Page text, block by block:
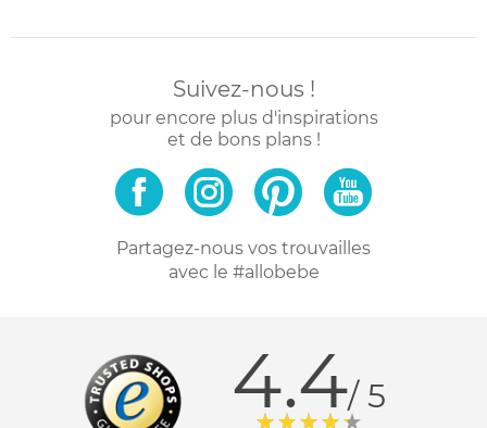
Suivez-nous !
pour encore plus d'inspirations
et de bons plans !
Partagez-nous vos trouvailles
avec le #allobebe
4.4/ 5